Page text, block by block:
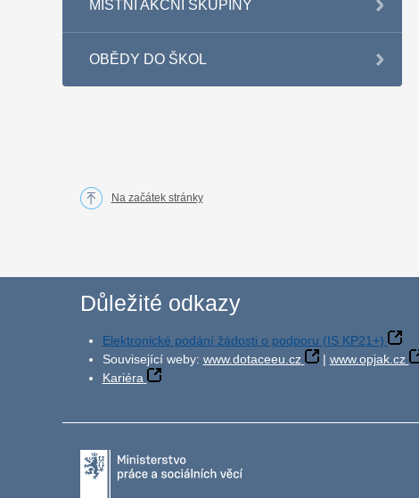
MÍSTNÍ AKČNÍ SKUPINY
OBĚDY DO ŠKOL
Na začátek stránky
Důležité odkazy
Elektronické podání žádosti o podporu (IS KP21+)
Související weby: www.dotaceeu.cz | www.opjak.cz
Kariéra